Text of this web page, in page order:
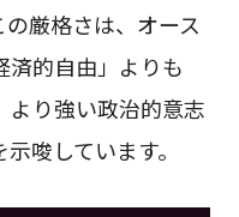
厳格さは、オース
済的自由」よりも
より強い政治的意志
唆しています。